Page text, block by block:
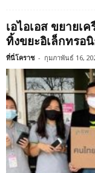
เอไอเอส ขยายเ
ทิ้งขยะอิเล็กทรอ
ที่นี่โคราช - กุมภาพันธ์ 16,